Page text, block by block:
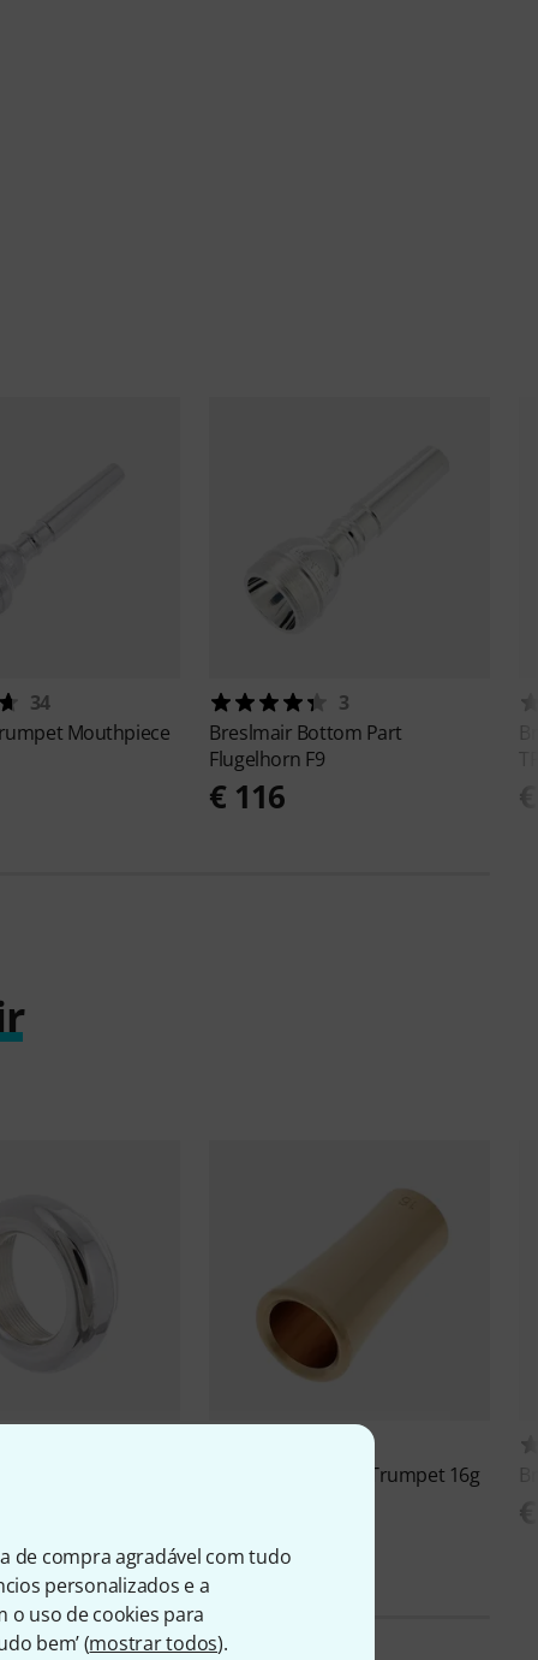
de compra agradável com tudo
personalizados e a
o uso de cookies para
bem’ (mostrar todos).
34
Mouthpiece
3
Breslmair Bottom Part
Flugelhorn F9
€ 116
Booster Trumpet 16g